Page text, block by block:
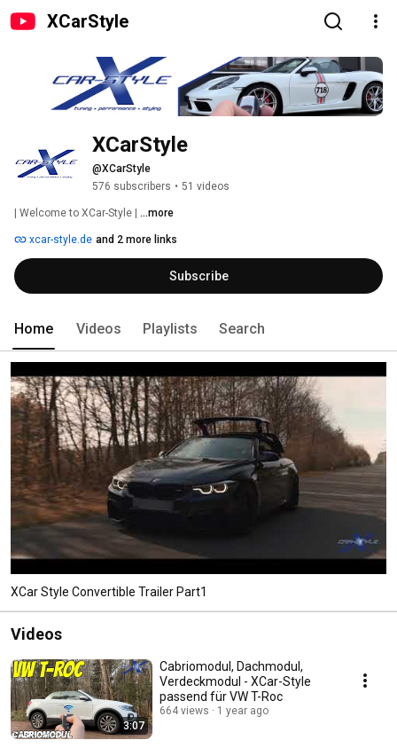
XCarStyle
XCarStyle
@XCarStyle
576 subscribers • 51 videos
| Welcome to XCar-Style | ...more
xcar-style.de and 2 more links
Subscribe
Home Videos Playlists Search
XCar Style Convertible Trailer Part1
Videos
3:07
Cabriomodul, Dachmodul,
Verdeckmodul - XCar-Style
passend für VW T-Roc
664 views 1 year ago